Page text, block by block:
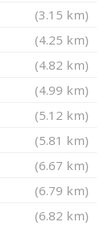
(3.15 km)
(4.25 km)
(4.82 km)
(4.99 km)
(5.12 km)
(5.81 km)
(6.67 km)
(6.79 km)
(6.82 km)